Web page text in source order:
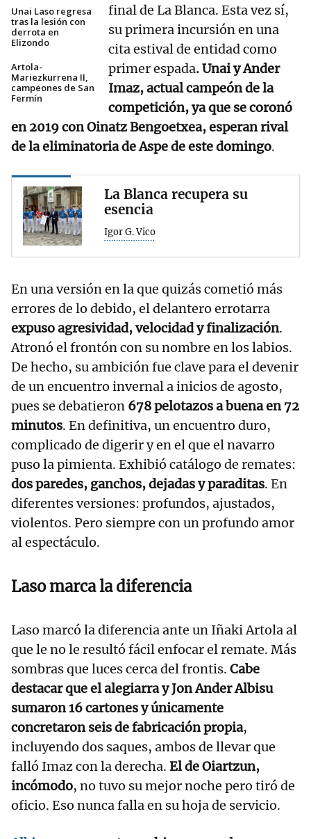
Unai Laso regresa
tras la lesión con
derrota en
Elizondo
Artola-
Mariezkurrena II,
campeones de San
Fermín
final de La Blanca. Esta vez sí,
su primera incursión en una
cita estival de entidad como
primer espada. Unai y Ander
Imaz, actual campeón de la
competición, ya que se coronó
en 2019 con Oinatz Bengoetxea, esperan rival
de la eliminatoria de Aspe de este domingo.
La Blanca recupera su
esencia
Igor G. Vico
En una versión en la que quizás cometió más
errores de lo debido, el delantero errotarra
expuso agresividad, velocidad y finalización.
Atronó el frontón con su nombre en los labios.
De hecho, su ambición fue clave para el devenir
de un encuentro invernal a inicios de agosto,
pues se debatieron 678 pelotazos a buena en 72
minutos. En definitiva, un encuentro duro,
complicado de digerir y en el que el navarro
puso la pimienta. Exhibió catálogo de remates:
dos paredes, ganchos, dejadas y paraditas. En
diferentes versiones: profundos, ajustados,
violentos. Pero siempre con un profundo amor
al espectáculo.
Laso marca la diferencia
Laso marcó la diferencia ante un Iñaki Artola al
que le no le resultó fácil enfocar el remate. Más
sombras que luces cerca del frontis. Cabe
destacar que el alegiarra y Jon Ander Albisu
sumaron 16 cartones y únicamente
concretaron seis de fabricación propia,
incluyendo dos saques, ambos de llevar que
falló Imaz con la derecha. El de Oiartzun,
incómodo, no tuvo su mejor noche pero tiró de
oficio. Eso nunca falla en su hoja de servicio.